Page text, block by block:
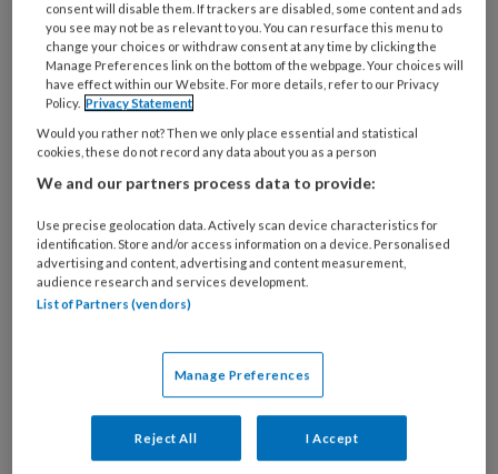
REGISTREREN
Wil je dit artikel lezen?
Maak gratis een account aan en lees 2
artikelen gratis per maand
Al een account of abonnement? Log dan in
Wat
is
wachtwoord* *
Kies
consent will disable them. If trackers are disabled, some content and ads
you see may not be as relevant to you. You can resurface this menu to
change your choices or withdraw consent at any time by clicking the
Manage Preferences link on the bottom of the webpage. Your choices will
have effect within our Website. For more details, refer to our Privacy
Policy. Privacy Statement
Would you rather not? Then we only place essential and statistical
cookies, these do not record any data about you as a person
We and our partners process data to provide:
Use precise geolocation data. Actively scan device characteristics for
identification. Store and/or access information on a device. Personalised
advertising and content, advertising and content measurement,
audience research and services development.
List of Partners (vendors)
Manage Preferences
Reject All I Accept